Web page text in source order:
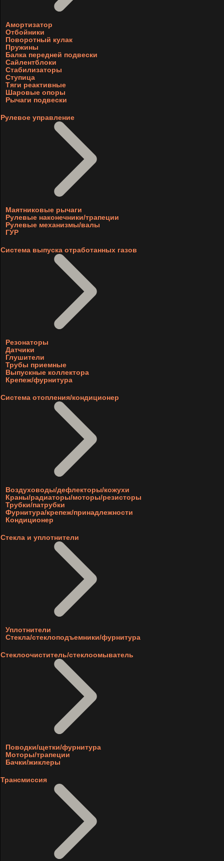
Амортизатор
Отбойники
Поворотный кулак
Пружины
Балка передней подвески
Сайлентблоки
Стабилизаторы
Ступица
Тяги реактивные
Шаровые опоры
Рычаги подвески
Рулевое управление
Маятниковые рычаги
Рулевые наконечники/трапеции
Рулевые механизмы/валы
ГУР
Система выпуска отработанных газов
Резонаторы
Датчики
Глушители
Трубы приемные
Выпускные коллектора
Крепеж/фурнитура
Система отопления/кондиционер
Воздуховоды/дефлекторы/кожухи
Краны/радиаторы/моторы/резисторы
Трубки/патрубки
Фурнитура/крепеж/принадлежности
Кондиционер
Стекла и уплотнители
Уплотнители
Стекла/стеклоподъемники/фурнитура
Стеклоочиститель/стеклоомыватель
Поводки/щетки/фурнитура
Моторы/трапеции
Бачки/жиклеры
Трансмиссия